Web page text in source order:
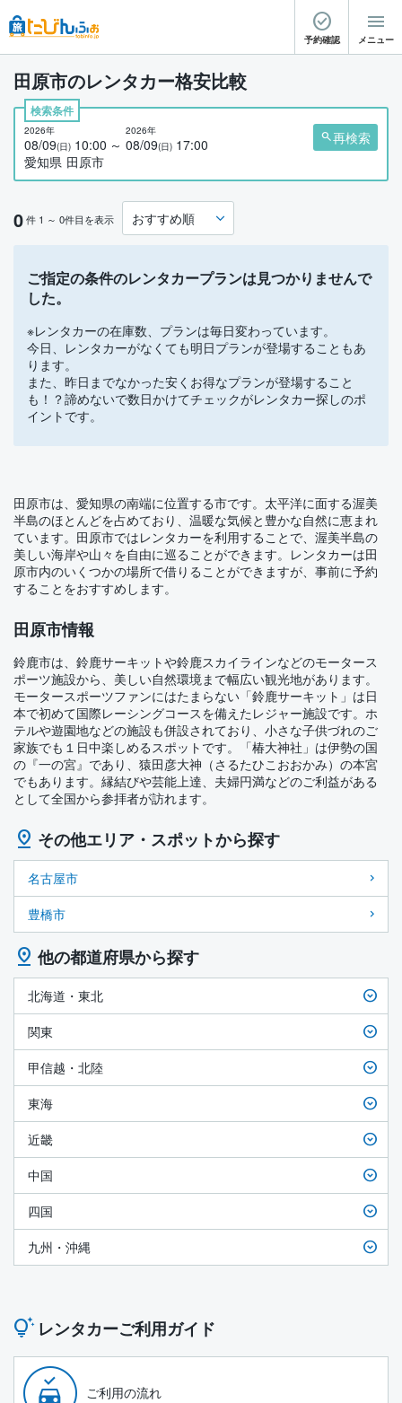
予約確認 メニュー
田原市のレンタカー格安比較
検索条件
2026年
08/09(日) 10:00
2026年
08/09(日) 17:00
愛知県 田原市
再検索
0件 1 ～ 0件目を表示
ご指定の条件のレンタカープランは見つかりませんで
した。
※レンタカーの在庫数、プランは毎日変わっています。
今日、レンタカーがなくても明日プランが登場することもあ
ります。
また、昨日までなかった安くお得なプランが登場すること
も！？諦めないで数日かけてチェックがレンタカー探しのポ
イントです。
田原市は、愛知県の南端に位置する市です。太平洋に面する渥美
半島のほとんどを占めており、温暖な気候と豊かな自然に恵まれ
ています。田原市ではレンタカーを利用することで、渥美半島の
美しい海岸や山々を自由に巡ることができます。レンタカーは田
原市内のいくつかの場所で借りることができますが、事前に予約
することをおすすめします。
田原市情報
鈴鹿市は、鈴鹿サーキットや鈴鹿スカイラインなどのモータース
ポーツ施設から、美しい自然環境まで幅広い観光地があります。
モータースポーツファンにはたまらない「鈴鹿サーキット」は日
本で初めて国際レーシングコースを備えたレジャー施設です。ホ
テルや遊園地などの施設も併設されており、小さな子供づれのご
家族でも１日中楽しめるスポットです。「椿大神社」は伊勢の国
の『一の宮』であり、猿田彦大神（さるたひこおおかみ）の本宮
でもあります。縁結びや芸能上達、夫婦円満などのご利益がある
として全国から参拝者が訪れます。
その他エリア・スポットから探す
名古屋市
豊橋市
他の都道府県から探す
北海道・東北
関東
甲信越・北陸
東海
近畿
中国
四国
九州・沖縄
レンタカーご利用ガイド
ご利用の流れ